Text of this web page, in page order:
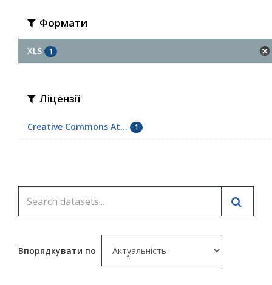
Формати
XLS 1
Ліцензії
Creative Commons At... 1
Впорядкувати по